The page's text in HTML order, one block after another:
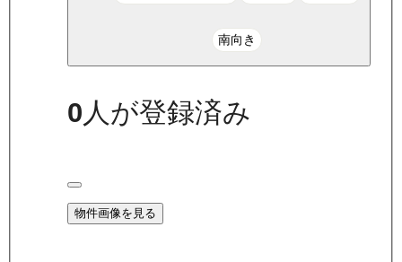
南向き
0人が登録済み
物件画像を見る